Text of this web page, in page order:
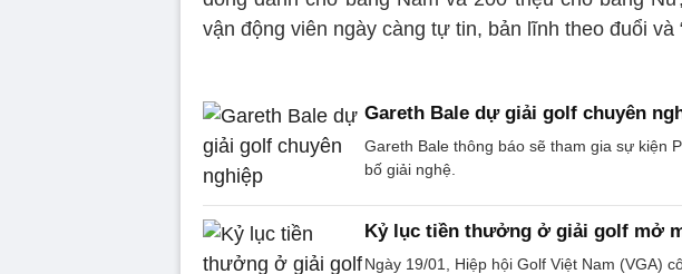
vận động viên ngày càng tự tin, bản lĩnh theo đuổi và
Gareth Bale dự giải golf chuyên
Gareth Bale thông báo sẽ tham gia sự kiện
bố giải nghệ.
Kỷ lục tiền thưởng ở giải golf mở
Ngày 19/01, Hiệp hội Golf Việt Nam (VGA)